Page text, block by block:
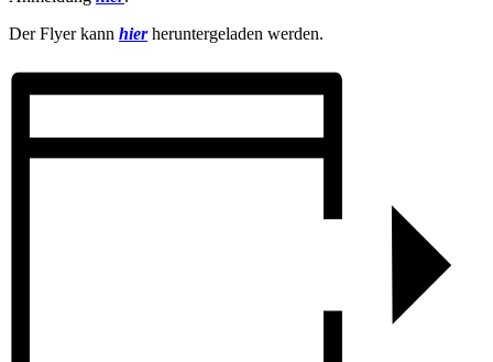
Der Flyer kann hierheruntergeladen werden.